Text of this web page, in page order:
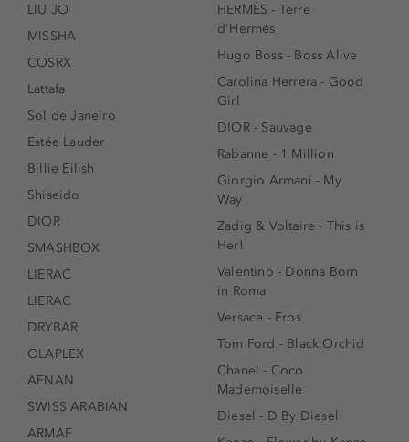
LIU JO
MISSHA
COSRX
Lattafa
Sol de Janeiro
Estée Lauder
Billie Eilish
Shiseido
DIOR
SMASHBOX
LIERAC
LIERAC
DRYBAR
OLAPLEX
AFNAN
SWISS ARABIAN
ARMAF
HERMÈS - Terre
d'Hermés
Hugo Boss - Boss Alive
Carolina Herrera - Good
Girl
DIOR - Sauvage
Rabanne - 1 Million
Giorgio Armani - My
Way
Zadig & Voltaire - This is
Her!
Valentino - Donna Born
in Roma
Versace - Eros
Tom Ford - Black Orchid
Chanel - Coco
Mademoiselle
Diesel - D By Diesel